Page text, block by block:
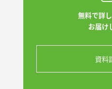
無料で詳
お届け
資料